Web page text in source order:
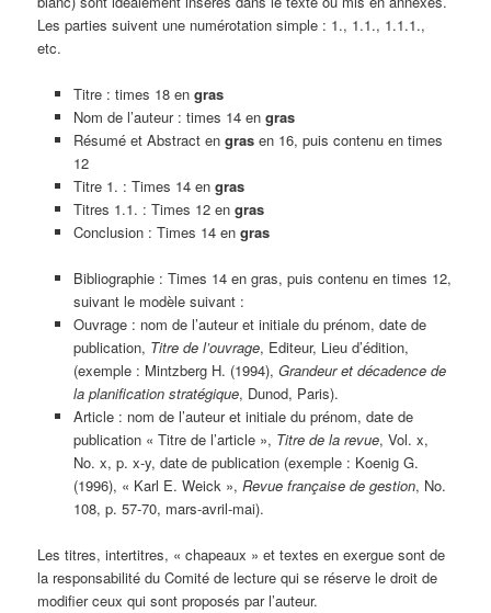
Les parties suivent une numérotation simple : 1., 1.1., 1.1.1.,
etc.
Titre : times 18 en gras
Nom de l’auteur : times 14 en gras
Résumé et Abstract en grasen 16, puis contenu en times
12
Titre 1. : Times 14 en gras
Titres 1.1. : Times 12 en gras
Conclusion : Times 14 en gras
Bibliographie : Times 14 en gras, puis contenu en times 12,
suivant le modèle suivant :
Ouvrage : nom de l’auteur et initiale du prénom, date de
publication, Titre de l’ouvrage, Editeur, Lieu d’édition,
(exemple : Mintzberg H. (1994), Grandeur et décadence de
la planification stratégique, Dunod, Paris).
Article : nom de l’auteur et initiale du prénom, date de
publication « Titre de l’article », Titre de la revue, Vol. x,
No. x, p. x-y, date de publication (exemple : Koenig G.
(1996), « Karl E. Weick », Revue française de gestion, No.
108, p. 57-70, mars-avril-mai).
Les titres, intertitres, « chapeaux » et textes en exergue sont de
la responsabilité du Comité de lecture qui se réserve le droit de
modifier ceux qui sont proposés par l’auteur.